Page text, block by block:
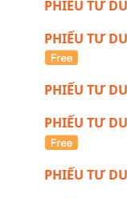
PHIẾU TƯ
PHIẾU TƯ
PHIẾU TƯ
PHIẾU TƯ
PHIẾU TƯ